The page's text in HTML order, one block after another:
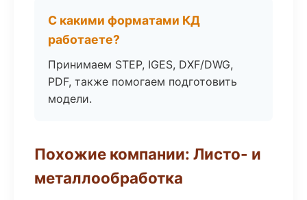
С какими форматами КД
работаете?
Принимаем STEP, IGES, DXF/DWG,
PDF, также помогаем подготовить
модели.
Похожие компании: Листо- и
металлообработка